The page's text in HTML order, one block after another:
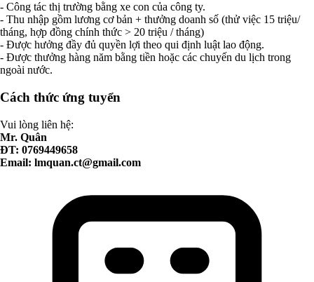
- Công tác thị trường bằng xe con của công ty.
- Thu nhập gồm lương cơ bản + thưởng doanh số (thử việc 15 triệu/
tháng, hợp đồng chính thức > 20 triệu / tháng)
- Được hưởng đầy đủ quyền lợi theo qui định luật lao động.
- Được thưởng hàng năm bằng tiền hoặc các chuyến du lịch trong
ngoài nước.
Cách thức ứng tuyển
Vui lòng liên hệ:
Mr. Quân
ĐT: 0769449658
Email: lmquan.ct@gmail.com